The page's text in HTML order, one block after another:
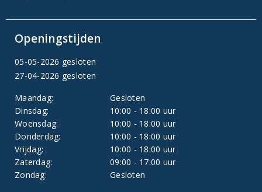
Openingstijden
05-05-2026 gesloten
27-04-2026 gesloten
Maandag:
Gesloten
Dinsdag:
10:00 - 18:00 uur
Woensdag:
10:00 - 18:00 uur
Donderdag:
10:00 - 18:00 uur
Vrijdag:
10:00 - 18:00 uur
Zaterdag:
09:00 - 17:00 uur
Zondag:
Gesloten